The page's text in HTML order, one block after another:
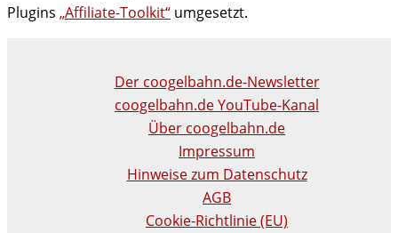
Plugins „Affiliate-Toolkit“ umgesetzt.
Der coogelbahn.de-Newsletter
coogelbahn.de YouTube-Kanal
Über coogelbahn.de
Impressum
Hinweise zum Datenschutz
AGB
Cookie-Richtlinie (EU)